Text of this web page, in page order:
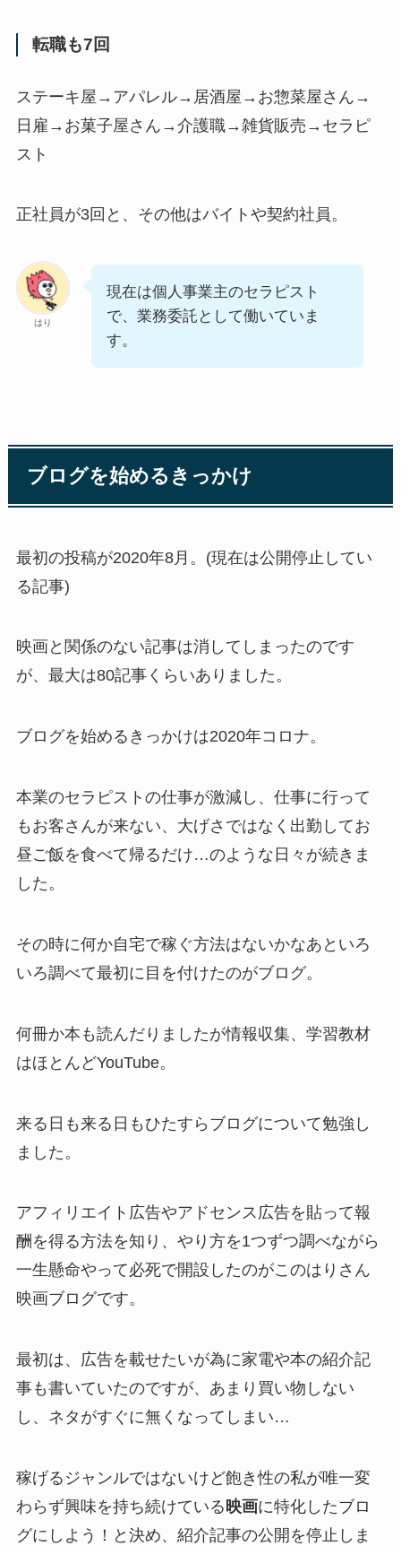
転職も7回
ステーキ屋→アパレル→居酒屋→お惣菜屋さん→
日雇→お菓子屋さん→介護職→雑貨販売→セラピ
スト
正社員が3回と、その他はバイトや契約社員。
はり
現在は個人事業主のセラピスト
で、業務委託として働いていま
す。
ブログを始めるきっかけ
最初の投稿が2020年8月。(現在は公開停止してい
る記事)
映画と関係のない記事は消してしまったのです
が、最大は80記事くらいありました。
ブログを始めるきっかけは2020年コロナ。
本業のセラピストの仕事が激減し、仕事に行って
もお客さんが来ない、大げさではなく出勤してお
昼ご飯を食べて帰るだけ…のような日々が続きま
した。
その時に何か自宅で稼ぐ方法はないかなあといろ
いろ調べて最初に目を付けたのがブログ。
何冊か本も読んだりましたが情報収集、学習教材
はほとんどYouTube。
来る日も来る日もひたすらブログについて勉強し
ました。
アフィリエイト広告やアドセンス広告を貼って報
酬を得る方法を知り、やり方を1つずつ調べながら
一生懸命やって必死で開設したのがこのはりさん
映画ブログです。
最初は、広告を載せたいが為に家電や本の紹介記
事も書いていたのですが、あまり買い物しない
し、ネタがすぐに無くなってしまい…
稼げるジャンルではないけど飽き性の私が唯一変
わらず興味を持ち続けている映画に特化したブロ
グにしよう！と決め、紹介記事の公開を停止しま